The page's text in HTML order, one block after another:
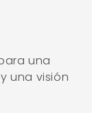
una
una visión